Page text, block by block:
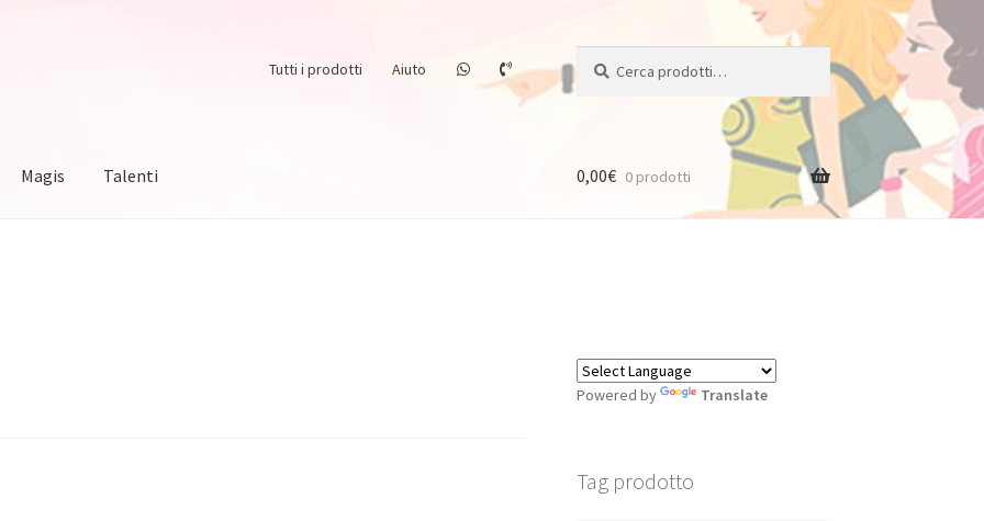
Tutti i prodotti Aiuto
Magis Talenti 0,00€ 0 prodotti
Powered by Translate
Tag prodotto